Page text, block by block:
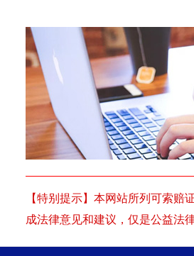
【特别提示】本网站所列可索
成法律意见和建议，仅是公益法